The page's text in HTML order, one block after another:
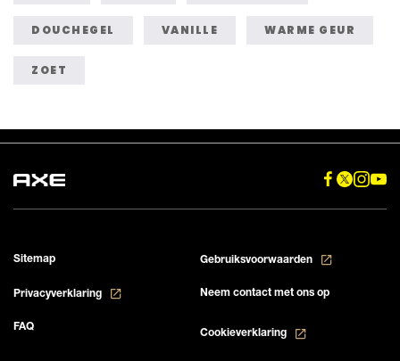
DOUCHEGEL VANILLE WARME GEUR
ZOET
Sitemap Gebruiksvoorwaarden
Privacyverklaring Neem contact met ons op
FAQ
Cookieverklaring